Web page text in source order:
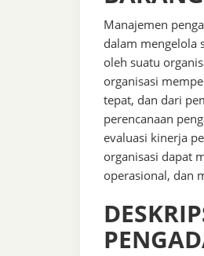
Manajemen
dalam mengelola
oleh suatu
organisasi
tepat, dan dari
perencanaan
evaluasi kinerja
organisasi dapat
operasional, dan